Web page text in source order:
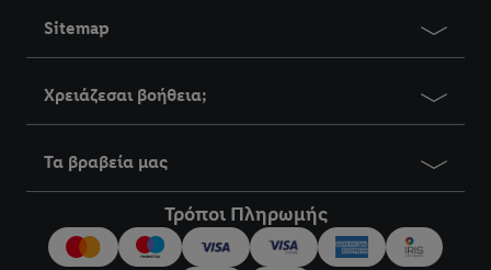
Sitemap
Χρειάζεσαι βοήθεια;
Τα βραβεία μας
Τρόποι Πληρωμής